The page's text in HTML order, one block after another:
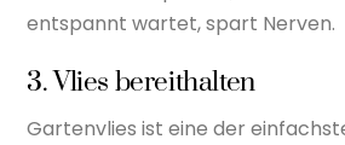
entspannt wartet, spart Nerven.
3. Vlies bereithalten
Gartenvlies ist eine der